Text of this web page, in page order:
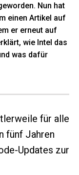
Nun hat
einen Artikel auf
er erneut auf
wie Intel das
was dafür
für alle
fünf Jahren
Updates zur